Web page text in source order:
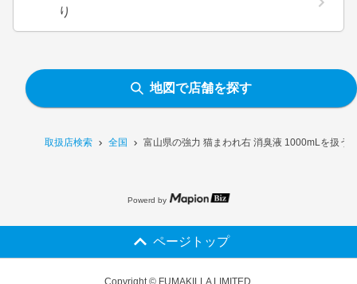
取扱店検索 全国 富山県の強力 猫まわれ右 消臭液 1000mLを扱う
り
地図で店舗を探す
Powerd by
ページトップ
Copyright © FUMAKILLA LIMITED.